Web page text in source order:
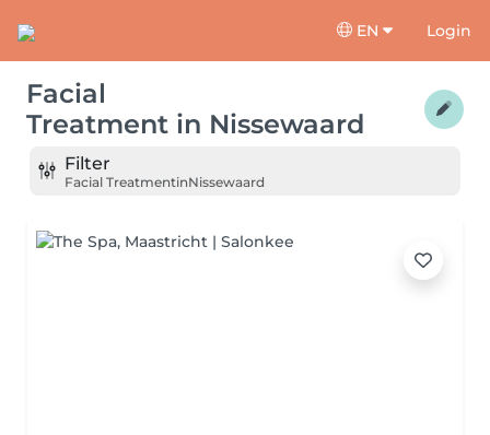
EN Login
Facial
Treatment in Nissewaard
Filter
Facial TreatmentinNissewaard